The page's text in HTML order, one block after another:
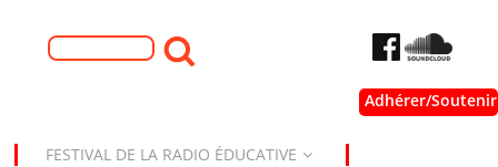
FESTIVAL DE LA RADIO ÉDUCATIVE
Adhérer/Soutenir
Formulaire de
recherche
Rechercher